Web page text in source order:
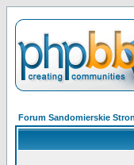
Forum Sandomierskie